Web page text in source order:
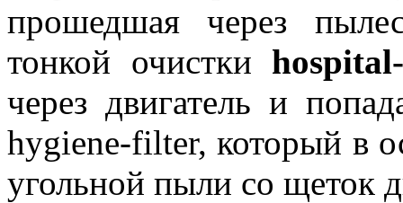
прошедшая через
тонкой очистки
через двигатель и
hygiene-filter, который в
угольной пыли со щеток